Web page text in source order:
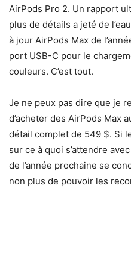
AirPods Pro 2. Un rapport
plus de détails a jeté de
à jour AirPods Max de
port USB-C pour le
couleurs. C’est tout.
Je ne peux pas dire que je
d’acheter des AirPods Max
détail complet de 549 $. Si
sur ce à quoi s’attendre
de l’année prochaine se
non plus de pouvoir les